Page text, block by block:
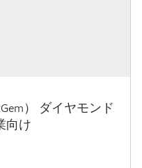
） ダイヤモンド
向け